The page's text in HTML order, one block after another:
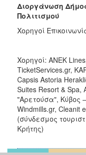
Διοργάνωση
Πολιτισμού
Χορηγοί
Χορηγοί: ANEK
TicketServices.gr,
Capsis Astoria
Suites Resort &
"Αρετούσα", Κύβος
Windmills.gr, Cleanit
(σύνδεσμος
Κρήτης)